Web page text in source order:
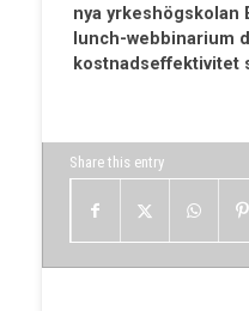
nya yrkeshögskolan
lunch-webbinarium
kostnadseffektivitet
Share this entry